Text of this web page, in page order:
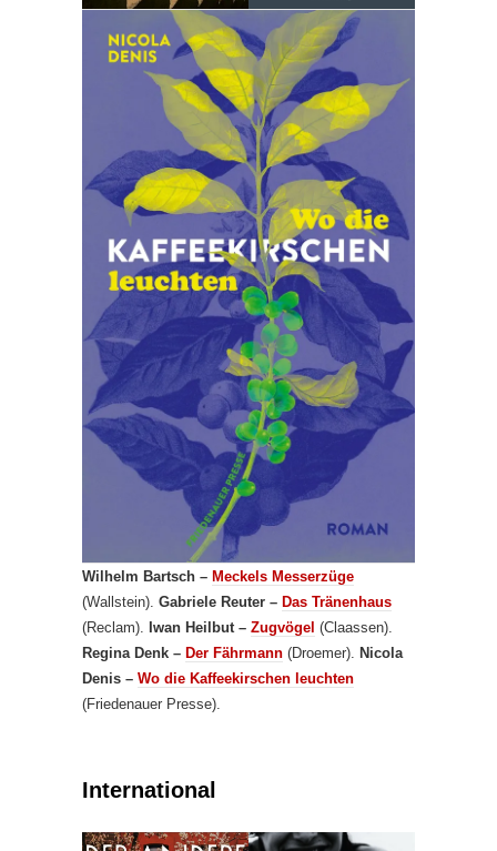
Wilhelm Bartsch – Meckels Messerzüge
(Wallstein). Gabriele Reuter – Das Tränenhaus
(Reclam). Iwan Heilbut – Zugvögel (Claassen).
Regina Denk – Der Fährmann (Droemer). Nicola
Denis – Wo die Kaffeekirschen leuchten
(Friedenauer Presse).
International